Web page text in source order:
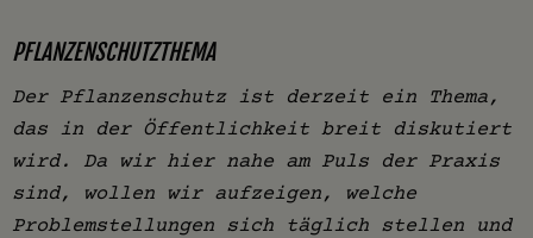
PFLANZENSCHUTZTHEMA
Der Pflanzenschutz ist derzeit ein Thema,
das in der Öffentlichkeit breit diskutiert
wird. Da wir hier nahe am Puls der Praxis
sind, wollen wir aufzeigen, welche
Problemstellungen sich täglich stellen und